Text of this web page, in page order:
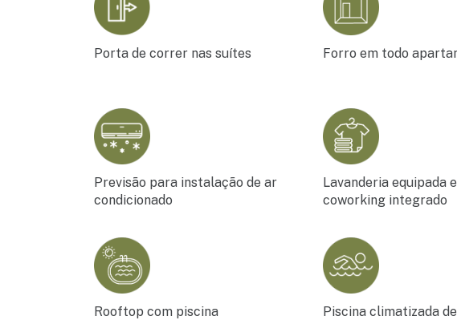
Porta de correr nas suítes Forro em todo
Previsão para instalação de ar
condicionado
Lavanderia equipada
coworking integrado
Rooftop com piscina
Piscina climatizada